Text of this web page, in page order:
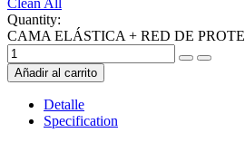
Quantity:
CAMA ELÁSTICA + RED DE
Añadir al carrito
Detalle
Specification